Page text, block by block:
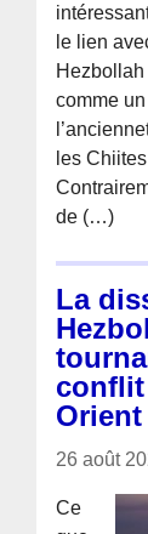
le lien
comme
les
de (…)
La
conflit
Orient
26 août
Ce